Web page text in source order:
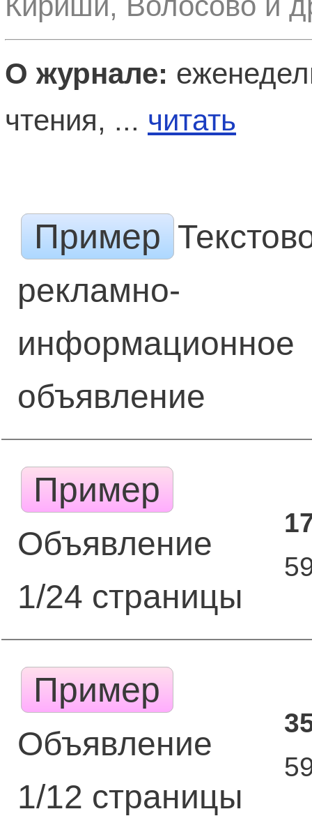
О журнале:
чтения, ... читать
Пример
рекламно-
информационное
объявление
Пример
Объявление
1/24 страницы
Пример
Объявление
1/12 страницы